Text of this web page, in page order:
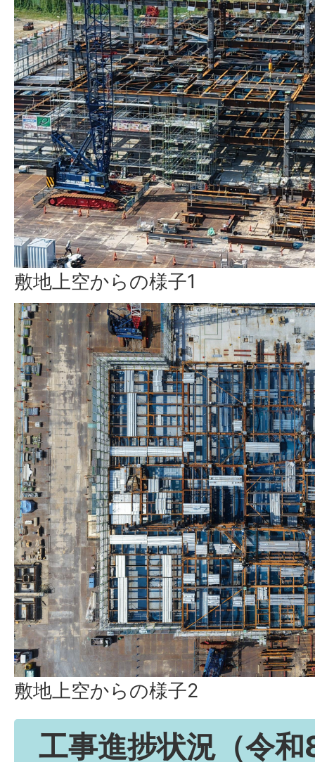
敷地上空からの様子1
敷地上空からの様子2
工事進捗状況（令